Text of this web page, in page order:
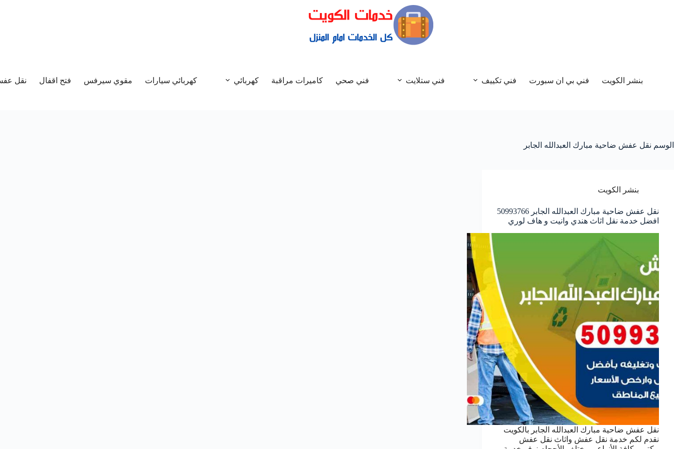
بنشر الكويت فني بي ان سبورت فني تكييف فني ستلايت فني صحي كاميرات مراقبة كهربائي كهربائي سيارات مقوي سيرفس فتح اقفال نقل
الوسم نقل عفش ضاحية مبارك العبدالله الجابر
بنشر الكويت
نقل عفش ضاحية مبارك العبدالله الجابر 50993766
افضل خدمة نقل اثاث هندي وانيت و هاف لوري
نقل عفش ضاحية مبارك العبدالله الجابر بالكويت
نقدم لكم خدمة نقل عفش واثاث نقل عفش